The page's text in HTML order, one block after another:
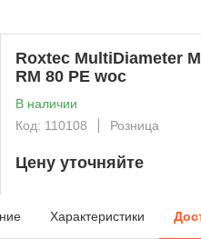
Roxtec MultiDiameter
RM 80 PE woc
В наличии
Код: 110108
Розница
Цену уточняйте
Характеристики